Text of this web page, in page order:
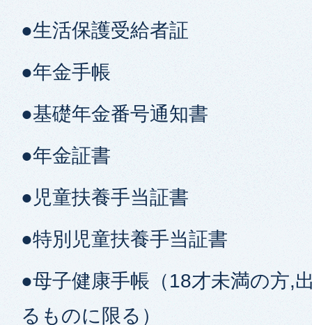
●生活保護受給者証
●年金手帳
●基礎年金番号通知書
●年金証書
●児童扶養手当証書
●特別児童扶養手当証書
●母子健康手帳（18才未満の方,
るものに限る）